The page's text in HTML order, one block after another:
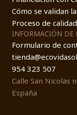
Cómo se validan
Proceso de
INFORMACIÓN DE
Formulario de
954 323 507
Calle San Nicolas
España